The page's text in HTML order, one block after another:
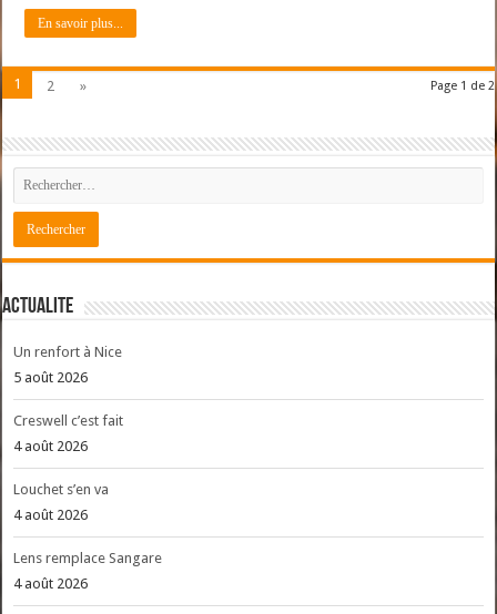
En savoir plus...
Page 1 de 2
1 2 »
ACTUALITE
Un renfort à Nice
5 août 2026
Creswell c’est fait
4 août 2026
Louchet s’en va
4 août 2026
Lens remplace Sangare
4 août 2026